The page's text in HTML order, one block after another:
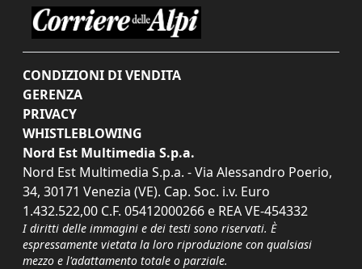
CONDIZIONI DI VENDITA
GERENZA
PRIVACY
WHISTLEBLOWING
Nord Est Multimedia S.p.a.
Nord Est Multimedia S.p.a. - Via Alessandro Poerio,
34, 30171 Venezia (VE). Cap. Soc. i.v. Euro
1.432.522,00 C.F. 05412000266 e REA VE-454332
I diritti delle immagini e dei testi sono riservati. È
espressamente vietata la loro riproduzione con qualsiasi
mezzo e l'adattamento totale o parziale.